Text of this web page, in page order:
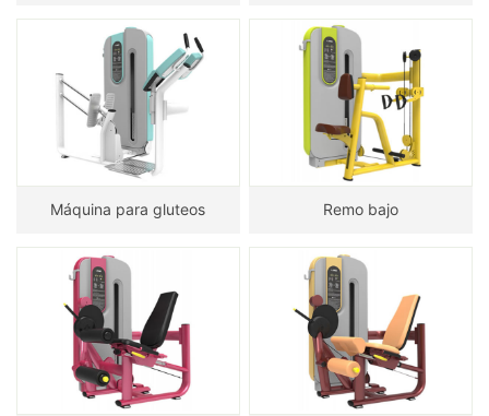
Máquina para gluteos Remo bajo